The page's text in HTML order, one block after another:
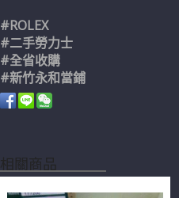
#ROLEX
#二手勞力士
#全省收購
#新竹永和當鋪
相關商品